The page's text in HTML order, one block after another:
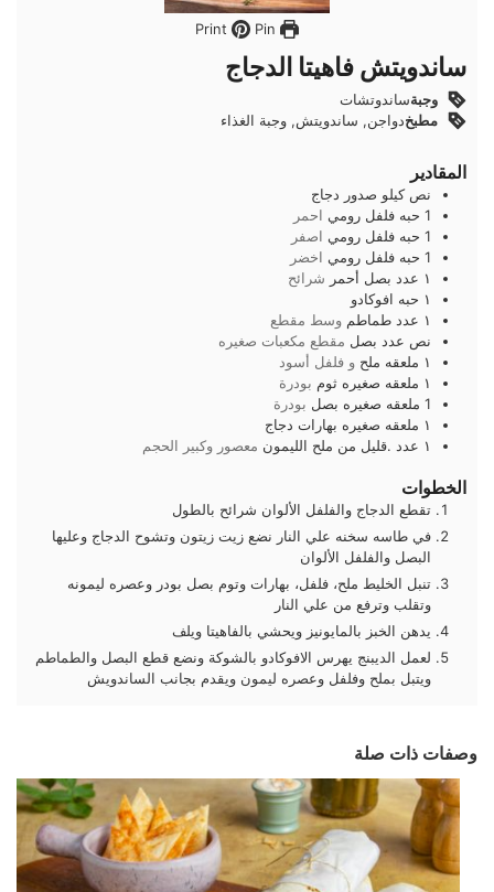
Pin
ساندويتش فاهيتا الدجاج
وجبةساندوتشات
مطبخدواجن, ساندويتش, وجبة الغذاء
المقادير
نص كيلو صدور دجاج
1 حبه فلفل رومي احمر
1 حبه فلفل رومي اصفر
1 حبه فلفل رومي اخضر
١ عدد بصل أحمر شرائح
١ حبه افوكادو
١ عدد طماطم وسط مقطع
نص عدد بصل مقطع مكعبات صغيره
١ ملعقه ملح و فلفل أسود
١ ملعقه صغيره ثوم بودرة
1 ملعقه صغيره بصل بودرة
١ ملعقه صغيره بهارات دجاج
١ عدد .قليل من ملح الليمون معصور وكبير الحجم
الخطوات
تقطع الدجاج والفلفل الألوان شرائح بالطول
في طاسه سخنه علي النار نضع زيت زيتون وتشوح الدجاج وعليها
البصل والفلفل الألوان
تنبل الخليط ملح، فلفل، بهارات وتوم بصل بودر وعصره ليمونه
وتقلب وترفع من علي النار
يدهن الخبز بالمايونيز ويحشي بالفاهيتا ويلف
لعمل الديبنج يهرس الافوكادو بالشوكة ونضع قطع البصل والطماطم
ويتبل بملح وفلفل وعصره ليمون ويقدم بجانب الساندويش
وصفات ذات صلة